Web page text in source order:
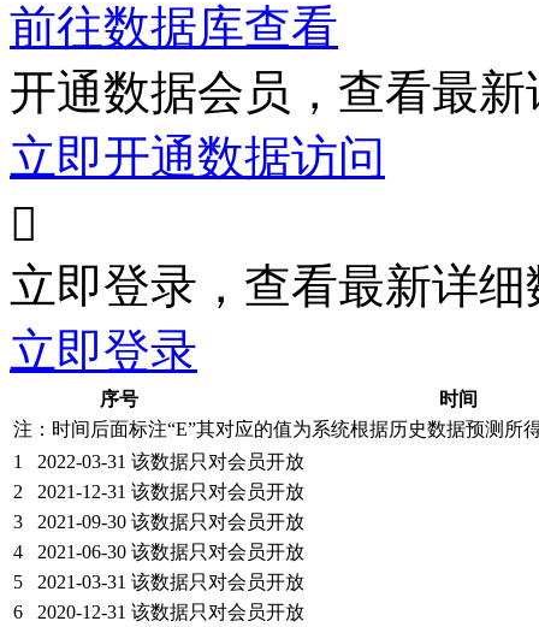
前往数据库查看
开通数据会员，查看最
立即开通数据访问

立即登录，查看最新详细
立即登录
序号
时间
注：时间后面标注“E”其对应的值为系统根据历史数据预测所
1
2022-03-31 该数据只对会员开放
2
2021-12-31 该数据只对会员开放
3
2021-09-30 该数据只对会员开放
4
2021-06-30 该数据只对会员开放
5
2021-03-31 该数据只对会员开放
6
2020-12-31 该数据只对会员开放